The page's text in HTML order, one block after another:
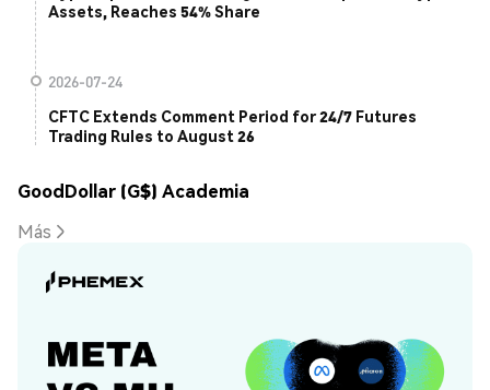
Assets, Reaches 54% Share
2026-07-24
CFTC Extends Comment Period for 24/7 Futures
Trading Rules to August 26
GoodDollar (G$) Academia
Más